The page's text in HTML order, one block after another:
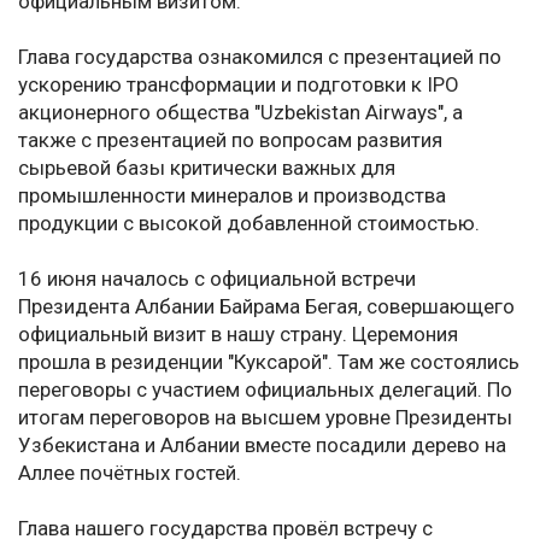
Глава государства ознакомился с презентацией по
ускорению трансформации и подготовки к IPO
акционерного общества "Uzbekistan Airways", а
также с презентацией по вопросам развития
сырьевой базы критически важных для
промышленности минералов и производства
продукции с высокой добавленной стоимостью.
16 июня началось с официальной встречи
Президента Албании Байрама Бегая, совершающего
официальный визит в нашу страну. Церемония
прошла в резиденции "Куксарой". Там же состоялись
переговоры с участием официальных делегаций. По
итогам переговоров на высшем уровне Президенты
Узбекистана и Албании вместе посадили дерево на
Аллее почётных гостей.
Глава нашего государства провёл встречу с